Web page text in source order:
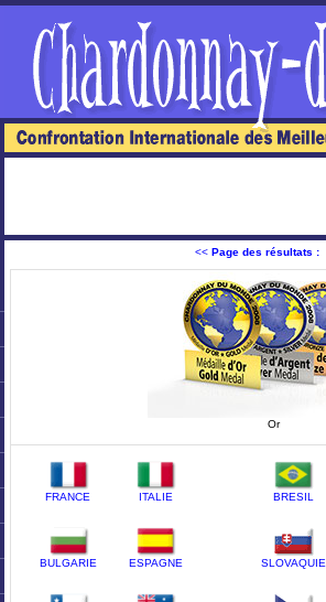
<< Page des résultats :
Or
FRANCE ITALIE BRESIL
BULGARIE ESPAGNE SLOVAQUIE